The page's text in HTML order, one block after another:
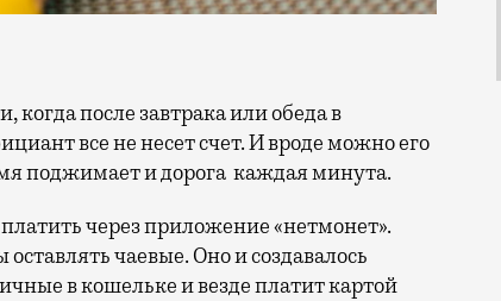
все не несет счет. И вроде можно его
поджимает и дорога каждая минута.
через приложение «нетмонет».
чаевые. Оно и создавалось
в кошельке и везде платит картой